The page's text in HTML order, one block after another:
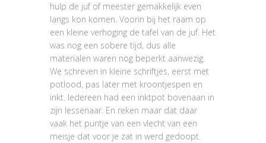
hulp de juf of meester gemakkelijk even
langs kon komen. Voorin bij het raam op
een kleine verhoging de tafel van de juf. Het
was nog een sobere tijd, dus alle
materialen waren nog beperkt aanwezig.
We schreven in kleine schriftjes, eerst met
potlood, pas later met kroontjespen en
inkt. Iedereen had een inktpot bovenaan in
zijn lessenaar. En reken maar dat daar
vaak het puntje van een vlecht van een
meisje dat voor je zat in werd gedoopt.